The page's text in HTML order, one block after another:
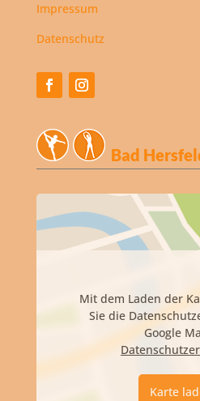
Impressum
Datenschutz
Bad
Mit dem Laden der
Sie die
Google
Karte